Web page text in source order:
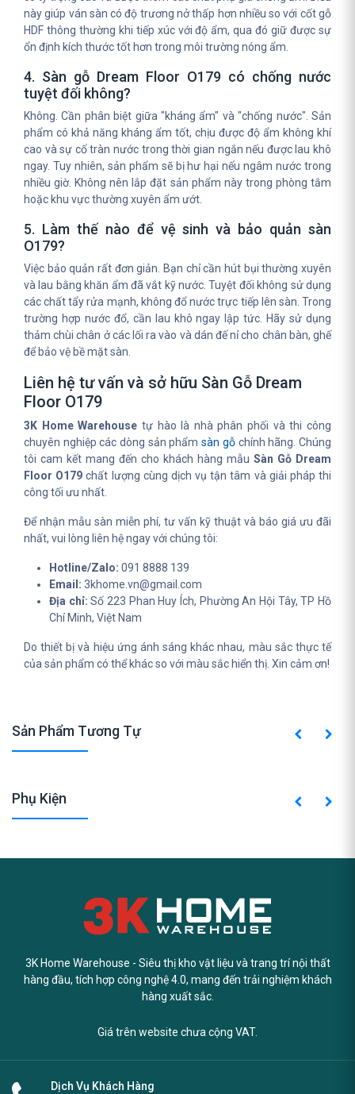
này giúp ván sàn có độ trương nở thấp hơn nhiều so với cốt gỗ
HDF thông thường khi tiếp xúc với độ ẩm, qua đó giữ được sự
ổn định kích thước tốt hơn trong môi trường nóng ẩm.
4. Sàn gỗ Dream Floor O179 có chống nước
tuyệt đối không?
Không. Cần phân biệt giữa "kháng ẩm" và "chống nước". Sản
phẩm có khả năng kháng ẩm tốt, chịu được độ ẩm không khí
cao và sự cố tràn nước trong thời gian ngắn nếu được lau khô
ngay. Tuy nhiên, sản phẩm sẽ bị hư hại nếu ngâm nước trong
nhiều giờ. Không nên lắp đặt sản phẩm này trong phòng tắm
hoặc khu vực thường xuyên ẩm ướt.
5. Làm thế nào để vệ sinh và bảo quản sàn
O179?
Việc bảo quản rất đơn giản. Bạn chỉ cần hút bụi thường xuyên
và lau bằng khăn ẩm đã vắt kỹ nước. Tuyệt đối không sử dụng
các chất tẩy rửa mạnh, không đổ nước trực tiếp lên sàn. Trong
trường hợp nước đổ, cần lau khô ngay lập tức. Hãy sử dụng
thảm chùi chân ở các lối ra vào và dán đế nỉ cho chân bàn, ghế
để bảo vệ bề mặt sàn.
Liên hệ tư vấn và sở hữu Sàn Gỗ Dream
Floor O179
3K Home Warehouse tự hào là nhà phân phối và thi công
chuyên nghiệp các dòng sản phẩmsàn gỗchính hãng. Chúng
tôi cam kết mang đến cho khách hàng mẫu Sàn Gỗ Dream
Floor O179 chất lượng cùng dịch vụ tận tâm và giải pháp thi
công tối ưu nhất.
Để nhận mẫu sàn miễn phí, tư vấn kỹ thuật và báo giá ưu đãi
nhất, vui lòng liên hệ ngay với chúng tôi:
Hotline/Zalo: 091 8888 139
Email: 3khome.vn@gmail.com
Địa chỉ: Số 223 Phan Huy Ích, Phường An Hội Tây, TP Hồ
Chí Minh, Việt Nam
Do thiết bị và hiệu ứng ánh sáng khác nhau, màu sắc thực tế
của sản phẩm có thể khác so với màu sắc hiển thị. Xin cảm ơn!
Sản Phẩm Tương Tự
Phụ Kiện
3K Home Warehouse - Siêu thị kho vật liệu và trang trí nội thất
hàng đầu, tích hợp công nghệ 4.0, mang đến trải nghiệm khách
hàng xuất sắc.
Giá trên website chưa cộng VAT.
Dịch Vụ Khách Hàng